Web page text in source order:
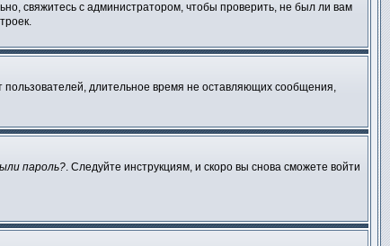
свяжитесь с администратором, чтобы проверить, не был ли вам
пользователей, длительное время не оставляющих сообщения,
пароль?. Следуйте инструкциям, и скоро вы снова сможете войти